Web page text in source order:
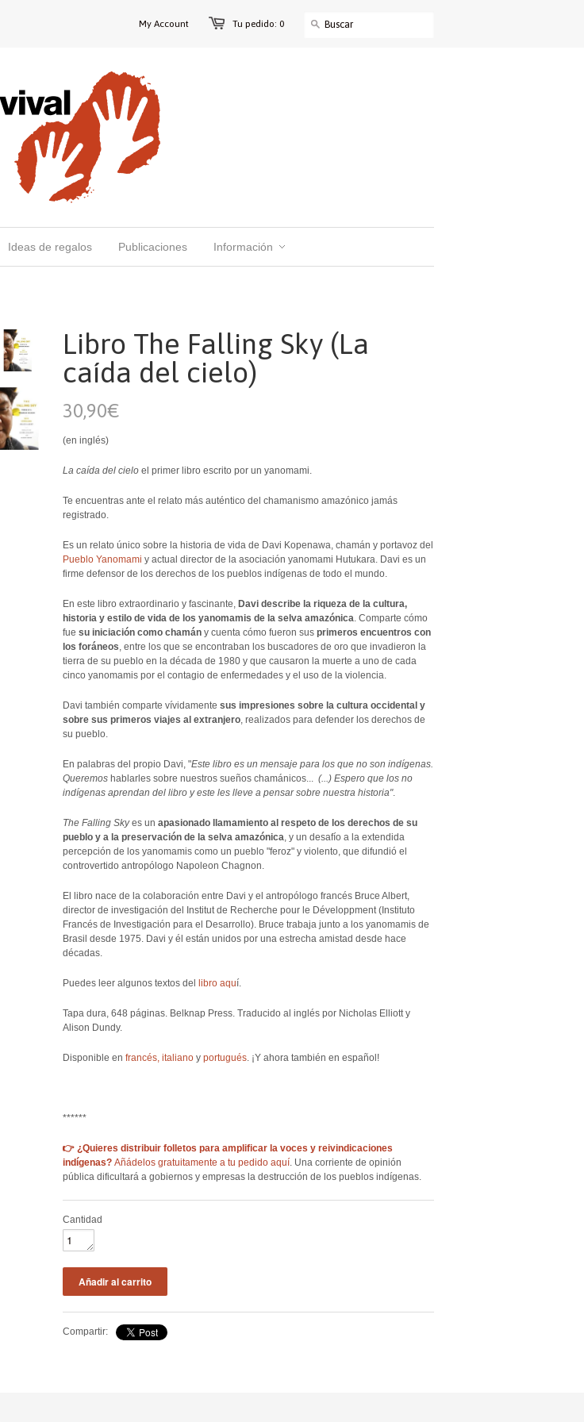
Tu pedido: 0
My Account
Ideas de regalos Publicaciones Información
Libro The Falling Sky (La
caída del cielo)
30,90€
(en inglés)
La caída del cielo el primer libro escrito por un yanomami.
Te encuentras ante el relato más auténtico del chamanismo amazónico jamás
registrado.
Es un relato único sobre la historia de vida de Davi Kopenawa, chamán y portavoz del
Pueblo Yanomami y actual director de la asociación yanomami Hutukara. Davi es un
firme defensor de los derechos de los pueblos indígenas de todo el mundo.
En este libro extraordinario y fascinante, Davi describe la riqueza de la cultura,
historia y estilo de vida de los yanomamis de la selva amazónica. Comparte cómo
fue su iniciación como chamán y cuenta cómo fueron sus primeros encuentros con
los foráneos, entre los que se encontraban los buscadores de oro que invadieron la
tierra de su pueblo en la década de 1980 y que causaron la muerte a uno de cada
cinco yanomamis por el contagio de enfermedades y el uso de la violencia.
Davi también comparte vívidamente sus impresiones sobre la cultura occidental y
sobre sus primeros viajes al extranjero, realizados para defender los derechos de
su pueblo.
En palabras del propio Davi, "Este libro es un mensaje para los que no son indígenas.
Queremos hablarles sobre nuestros sueños chamánicos... (...) Espero que los no
indígenas aprendan del libro y este les lleve a pensar sobre nuestra historia".
The Falling Skyes un apasionado llamamiento al respeto de los derechos de su
pueblo y a la preservación de la selva amazónica, y un desafío a la extendida
percepción de los yanomamis como un pueblo "feroz" y violento, que difundió el
controvertido antropólogo Napoleon Chagnon.
El libro nace de la colaboración entre Davi y el antropólogo francés Bruce Albert,
director de investigación del Institut de Recherche pour le Développment (Instituto
Francés de Investigación para el Desarrollo). Bruce trabaja junto a los yanomamis de
Brasil desde 1975. Davi y él están unidos por una estrecha amistad desde hace
décadas.
Puedes leer algunos textos del libro aquí.
Tapa dura, 648 páginas. Belknap Press. Traducido al inglés por Nicholas Elliott y
Alison Dundy.
Disponible en francés, italiano y portugués. ¡Y ahora también en español!
******
👉 ¿Quieres distribuir folletos para amplificar la voces y reivindicaciones
indígenas? Añádelos gratuitamente a tu pedido aquí. Una corriente de opinión
pública dificultará a gobiernos y empresas la destrucción de los pueblos indígenas.
Cantidad
Compartir: